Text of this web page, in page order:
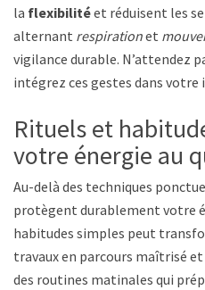
la flexibilitéet réduisent les
alternant respirationet
vigilance durable. N’attendez
intégrez ces gestes dans votre
Rituels et
votre énergie au
Au-delà des techniques
protègent durablement votre
habitudes simples peut
travaux en parcours maîtrisé
des routines matinales qui